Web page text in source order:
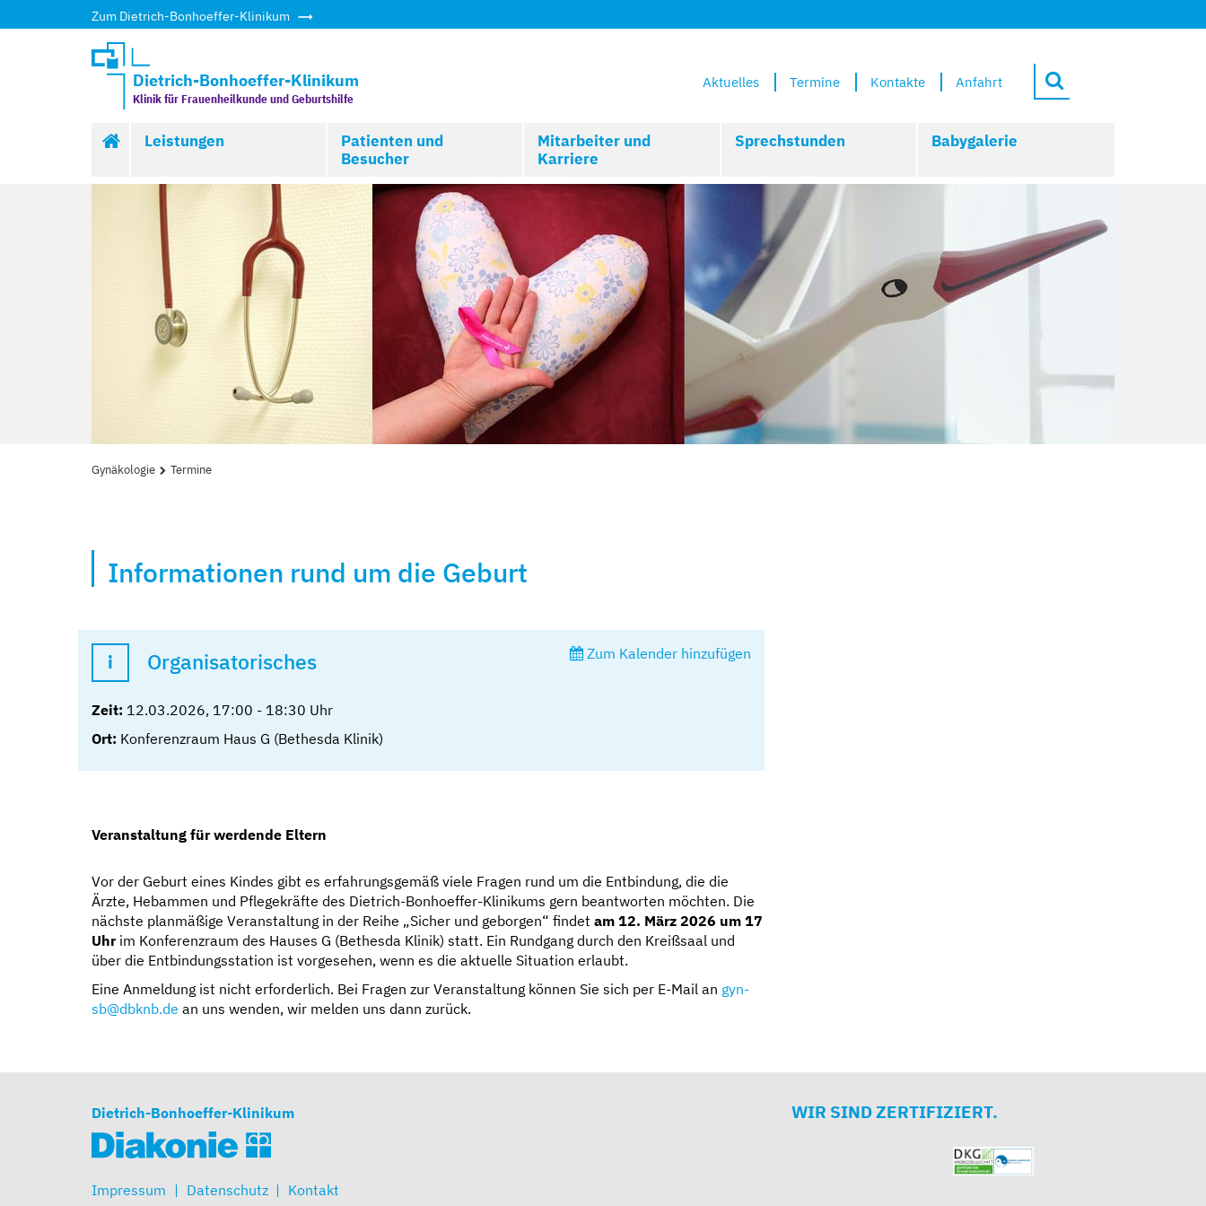
Zum Dietrich-Bonhoeffer-Klinikum
Dietrich-Bonhoeffer-Klinikum
Klinik für Frauenheilkunde und Geburtshilfe
Aktuelles Termine Kontakte Anfahrt
Start
Leistungen
Patienten und
Besucher
Mitarbeiter und
Karriere
Sprechstunden Babygalerie
Gynäkologie Termine
Informationen rund um die Geburt
Zum Kalender hinzufügen
Organisatorisches
Zeit: 12.03.2026, 17:00 - 18:30 Uhr
Ort: Konferenzraum Haus G (Bethesda Klinik)
Veranstaltung für werdende Eltern
Vor der Geburt eines Kindes gibt es erfahrungsgemäß viele Fragen rund um die Entbindung, die die
Ärzte, Hebammen und Pflegekräfte des Dietrich-Bonhoeffer-Klinikums gern beantworten möchten. Die
nächste planmäßige Veranstaltung in der Reihe „Sicher und geborgen“ findet am 12. März 2026 um 17
Uhrim Konferenzraum des Hauses G (Bethesda Klinik) statt. Ein Rundgang durch den Kreißsaal und
über die Entbindungsstation ist vorgesehen, wenn es die aktuelle Situation erlaubt.
Eine Anmeldung ist nicht erforderlich. Bei Fragen zur Veranstaltung können Sie sich per E-Mail an gyn-
sb@dbknb.de an uns wenden, wir melden uns dann zurück.
Dietrich-Bonhoeffer-Klinikum
Impressum Datenschutz Kontakt
WIR SIND ZERTIFIZIERT.